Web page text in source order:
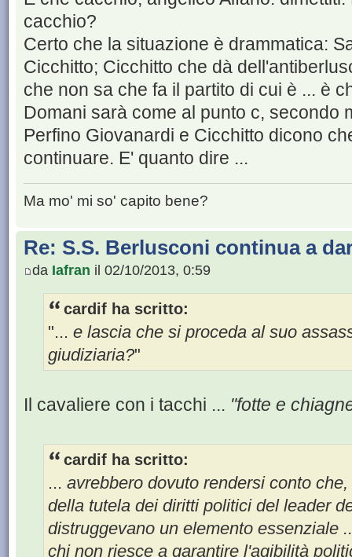
cacchio?
Certo che la situazione è drammatica:
Cicchitto; Cicchitto che dà
che non sa che fa il partito di cui è ... è
Domani sarà come al punto c, secondo
Perfino Giovanardi e Cicchitto dicono
continuare. E' quanto dire ...
Ma mo' mi so' capito bene?
Re: S.S. Berlusconi continua a
da Iafran il 02/10/2013, 0:59
cardif ha scritto:
"... e lascia che si proceda al suo
giudiziaria?"
Il cavaliere con i tacchi ... "fotte e
cardif ha scritto:
... avrebbero dovuto rendersi conto
della tutela dei diritti politici del leader
distruggevano un elemento essenziale
chi non riesce a garantire l'agibilità